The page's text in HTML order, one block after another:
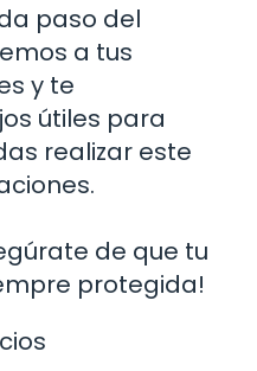
paso del
a tus
y te
útiles para
realizar este
de que tu
protegida!